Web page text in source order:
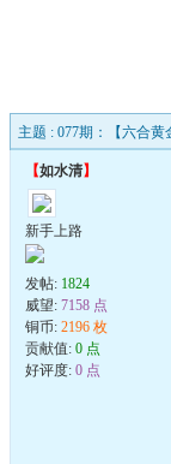
主题 : 077期：【六合
【如水清】
新手上路
发帖: 1824
威望: 7158 点
铜币: 2196 枚
贡献值: 0 点
好评度: 0 点